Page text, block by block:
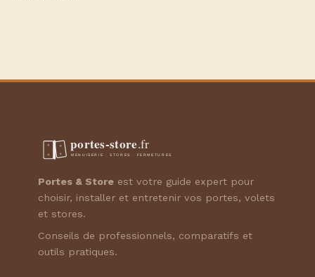
Portes & Store est votre guide expert pour
choisir, installer et entretenir vos portes, volets
et stores.
Conseils de professionnels, comparatifs et
outils pratiques.